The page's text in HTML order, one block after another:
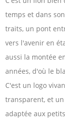
temps et dans
traits, un pont
vers l'avenir en
aussi la montée
années, d'où le
C'est un logo
transparent, et
adaptée aux